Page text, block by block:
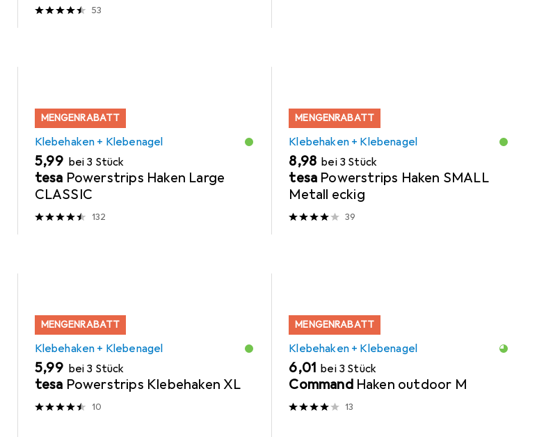
53
MENGENRABATT
Klebehaken + Klebenagel
EUR
5,99 bei 3 Stück
tesa Powerstrips Haken Large
CLASSIC
132
MENGENRABATT
Klebehaken + Klebenagel
EUR
8,98 bei 3 Stück
tesa Powerstrips Haken SMALL
Metall eckig
39
MENGENRABATT
Klebehaken + Klebenagel
EUR
5,99 bei 3 Stück
tesa Powerstrips Klebehaken XL
10
MENGENRABATT
Klebehaken + Klebenagel
EUR
6,01 bei 3 Stück
Command Haken outdoor M
13